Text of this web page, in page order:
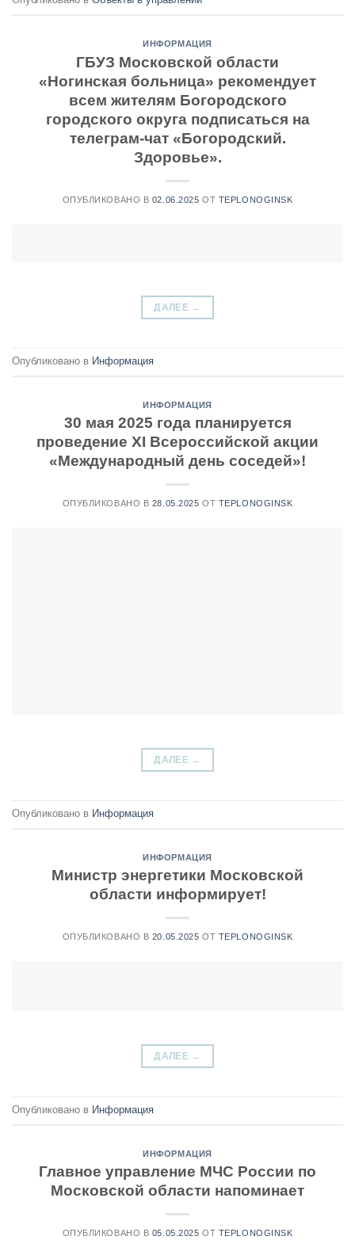
ИНФОРМАЦИЯ
ГБУЗ Московской области
«Ногинская больница» рекомендует
всем жителям Богородского
городского округа подписаться на
телеграм-чат «Богородский.
Здоровье».
ОПУБЛИКОВАНО В 02.06.2025 ОТ TEPLONOGINSK
ДАЛЕЕ →
Опубликовано в Информация
ИНФОРМАЦИЯ
30 мая 2025 года планируется
проведение XI Всероссийской акции
«Международный день соседей»!
ОПУБЛИКОВАНО В 28.05.2025 ОТ TEPLONOGINSK
ДАЛЕЕ →
Опубликовано в Информация
ИНФОРМАЦИЯ
Министр энергетики Московской
области информирует!
ОПУБЛИКОВАНО В 20.05.2025 ОТ TEPLONOGINSK
ДАЛЕЕ →
Опубликовано в Информация
ИНФОРМАЦИЯ
Главное управление МЧС России по
Московской области напоминает
ОПУБЛИКОВАНО В 05.05.2025 ОТ TEPLONOGINSK